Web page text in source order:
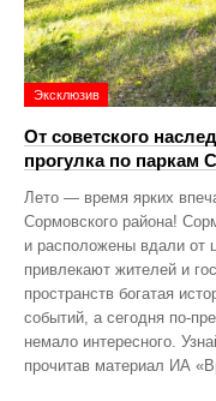
Эксклюзив
От советского
прогулка по паркам
Лето — время ярких
Сормовского района!
и расположены вдали от
привлекают жителей и
пространств богатая
событий, а сегодня
немало интересного.
прочитав материал ИА